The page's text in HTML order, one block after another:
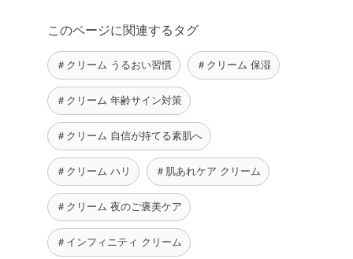
このページに関連するタグ
＃クリーム うるおい習慣 ＃クリーム 保湿
＃クリーム 年齢サイン対策
＃クリーム 自信が持てる素肌へ
＃クリーム ハリ ＃肌あれケア クリーム
＃クリーム 夜のご褒美ケア
＃インフィニティ クリーム